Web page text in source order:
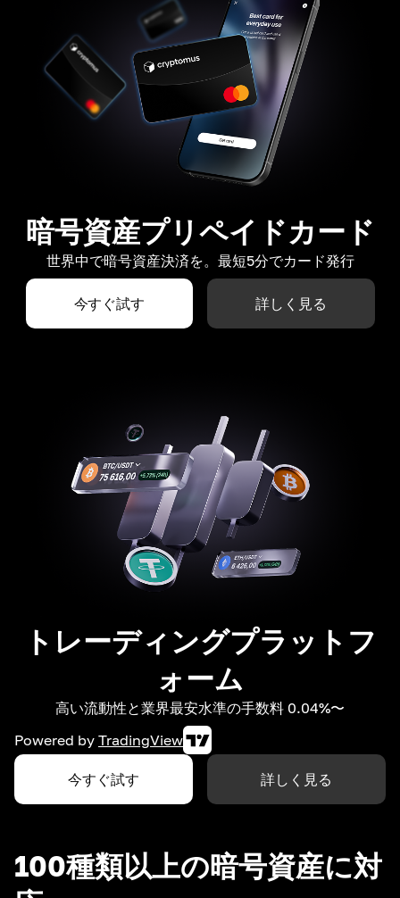
暗号資産プリペイドカード
世界中で暗号資産決済を。最短5分でカード発行
今すぐ試す 詳しく見る
トレーディングプラットフ
ォーム
高い流動性と業界最安水準の手数料 0.04%〜
Powered by TradingView
今すぐ試す 詳しく見る
100種類以上の暗号資産に対